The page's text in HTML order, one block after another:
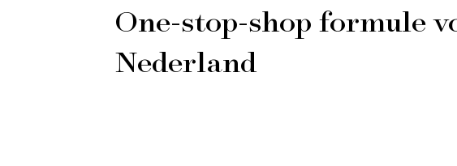
One-stop-shop formule
Nederland